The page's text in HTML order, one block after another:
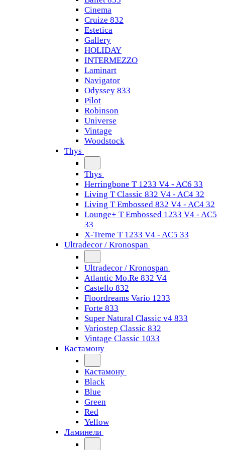
Cinema
Cruize 832
Estetica
Gallery
HOLIDAY
INTERMEZZO
Laminart
Navigator
Odyssey 833
Pilot
Robinson
Universe
Vintage
Woodstock
Thys
Thys
Herringbone T 1233 V4 - AC6 33
Living T Classic 832 V4 - AC4 32
Living T Embossed 832 V4 - AC4 32
Lounge+ T Embossed 1233 V4 - AC5
33
X-Treme T 1233 V4 - AC5 33
Ultradecor / Kronospan
Ultradecor / Kronospan
Atlantic Mo.Re 832 V4
Castello 832
Floordreams Vario 1233
Forte 833
Super Natural Classic v4 833
Variostep Classic 832
Vintage Classic 1033
Кастамону
Кастамону
Black
Blue
Green
Red
Yellow
Ламинели